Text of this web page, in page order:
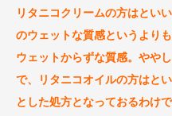
リタニコクリームの方はとい
のウェットな質感というより
ウェットからずな質感。やや
で、
リタニコオイルの方はと
とした処方となっておるわけで